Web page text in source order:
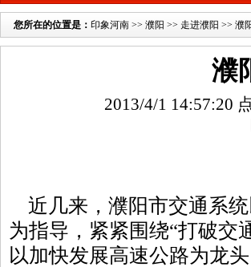
您所在的位置是： 印象河南 >> 濮阳 >> 走进濮阳 >> 濮
濮
2013/4/1 14:57:20
近几来，濮阳市交通系统
为指导，紧紧围绕“打破交
以加快发展高速公路为龙